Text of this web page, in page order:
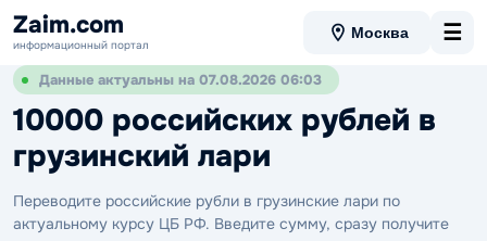
Zaim.com
информационный портал
Москва ☰
Данные актуальны на 07.08.2026 06:03
10000 российских рублей в
грузинский лари
Переводите российские рубли в грузинские лари по
актуальному курсу ЦБ РФ. Введите сумму, сразу получите